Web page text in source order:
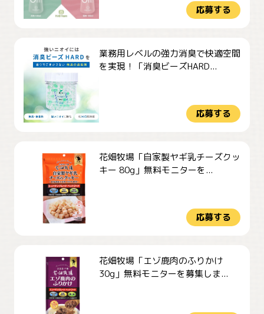
応募する
業務用レベルの強力消臭で快適空間
を実現！「消臭ビーズHARD...
応募する
花畑牧場「自家製ヤギ乳チーズクッ
キー 80g」無料モニターを...
応募する
花畑牧場「エゾ鹿肉のふりかけ
30g」無料モニターを募集しま...